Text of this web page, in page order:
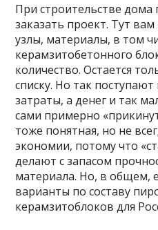
При строительстве дома
заказать проект. Тут
узлы, материалы, в том
керамзитобетонного
количество. Остается
списку. Но так
затраты, а денег и так
сами примерно
тоже понятная, но не
экономии, потому что
делают с запасом
материала. Но, в общем,
варианты по составу
керамзитоблоков для